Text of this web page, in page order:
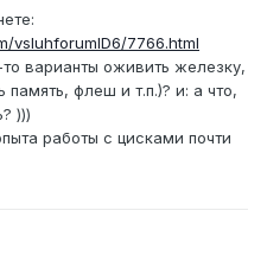
vsluhforumID6/7766.html
варианты оживить железку,
флеш и т.п.)? и: а что,
)))
работы с цисками почти